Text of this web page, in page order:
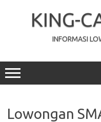
KING-
INFORMASI
Lowongan